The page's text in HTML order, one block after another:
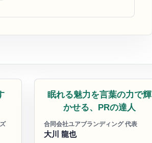
ビジネスサポート
眠れる魅力を言葉の力で輝
かせる、PRの達人
合同会社ユアブランディング 代表
大川 龍也